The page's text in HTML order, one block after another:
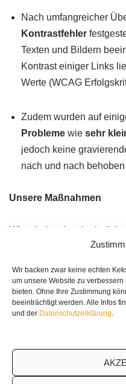
Wir backen zwar keine echten
um unsere Website zu
bieten. Ohne Ihre Zustimmung
beeinträchtigt werden. Alle Infos
und der Datenschutzerklärung.
Nach umfangreicher
Kontrastfehler
Texten und Bildern
Kontrast einiger Links
Werte (WCAG
Zudem wurden auf
Probleme wie sehr
jedoch keine
nach und nach
Unsere Maßnahmen
Wir arbeiten kontinuierlich
unserer Website weiter
kontaktieren Sie uns bitte,
können.